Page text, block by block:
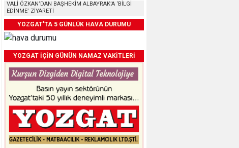
VALİ ÖZKAN’DAN BAŞHEKİM ALBAYRAK’A ‘BİLGİ
EDİNME’ ZİYARETİ
YOZGAT'TA 5 GÜNLÜK HAVA DURUMU
YOZGAT İÇİN GÜNÜN NAMAZ VAKİTLERİ